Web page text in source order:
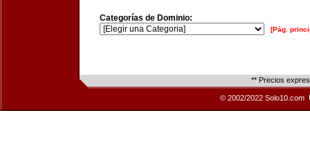
Categorías de Dominio:
[Pág.
** Precios
© 2002/2022 Solo10.com